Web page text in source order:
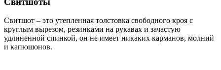
Свитшот – это утепленная толстовка свободного кроя с
круглым вырезом, резинками на рукавах и зачастую
удлиненной спинкой, он не имеет никаких карманов, молний
и капюшонов.